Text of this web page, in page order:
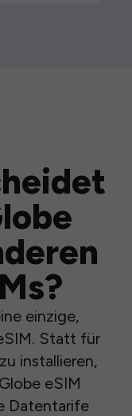
einzige,
Statt für
installieren,
eSIM
Datentarife